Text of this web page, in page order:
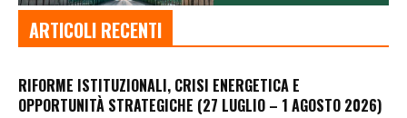
ARTICOLI RECENTI
RIFORME ISTITUZIONALI, CRISI ENERGETICA E
OPPORTUNITÀ STRATEGICHE (27 LUGLIO – 1 AGOSTO 2026)